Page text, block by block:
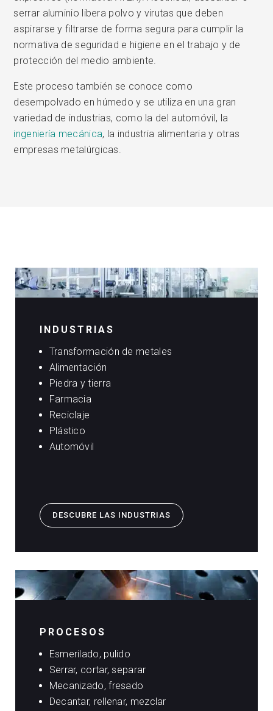
serrar aluminio libera polvo y virutas que deben
aspirarse y filtrarse de forma segura para cumplir la
normativa de seguridad e higiene en el trabajo y de
protección del medio ambiente.
Este proceso también se conoce como
desempolvado en húmedo y se utiliza en una gran
variedad de industrias, como la del automóvil, la
ingeniería mecánica, la industria alimentaria y otras
empresas metalúrgicas.
INDUSTRIAS
Transformación de metales
Alimentación
Piedra y tierra
Farmacia
Reciclaje
Plástico
Automóvil
DESCUBRE LAS INDUSTRIAS
PROCESOS
Esmerilado, pulido
Serrar, cortar, separar
Mecanizado, fresado
Decantar, rellenar, mezclar